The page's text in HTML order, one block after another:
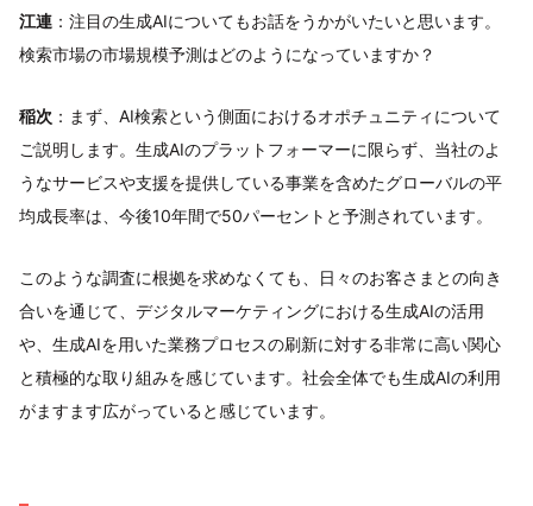
江連 ：注目の生成AIについてもお話をうかがいたいと思います。
検索市場の市場規模予測はどのようになっていますか？
稲次 ：まず、AI検索という側面におけるオポチュニティについて
ご説明します。生成AIのプラットフォーマーに限らず、当社のよ
うなサービスや支援を提供している事業を含めたグローバルの平
均成長率は、今後10年間で50パーセントと予測されています。
このような調査に根拠を求めなくても、日々のお客さまとの向き
合いを通じて、デジタルマーケティングにおける生成AIの活用
や、生成AIを用いた業務プロセスの刷新に対する非常に高い関心
と積極的な取り組みを感じています。社会全体でも生成AIの利用
がますます広がっていると感じています。